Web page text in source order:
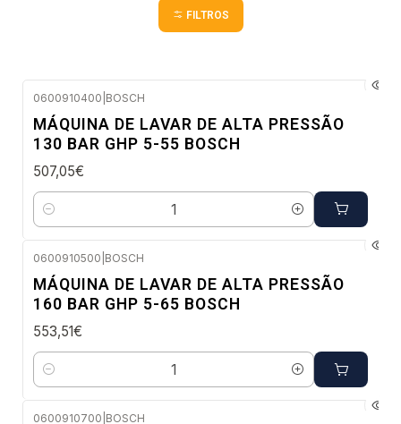
FILTROS
0600910400 BOSCH
MÁQUINA DE LAVAR DE ALTA PRESSÃO
130 BAR GHP 5-55 BOSCH
507,05€
Quantidade
0600910500 BOSCH
MÁQUINA DE LAVAR DE ALTA PRESSÃO
160 BAR GHP 5-65 BOSCH
553,51€
Quantidade
0600910700 BOSCH